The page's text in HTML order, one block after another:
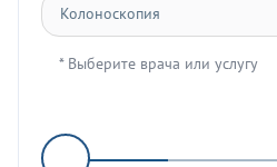
* Выберите врача или услугу